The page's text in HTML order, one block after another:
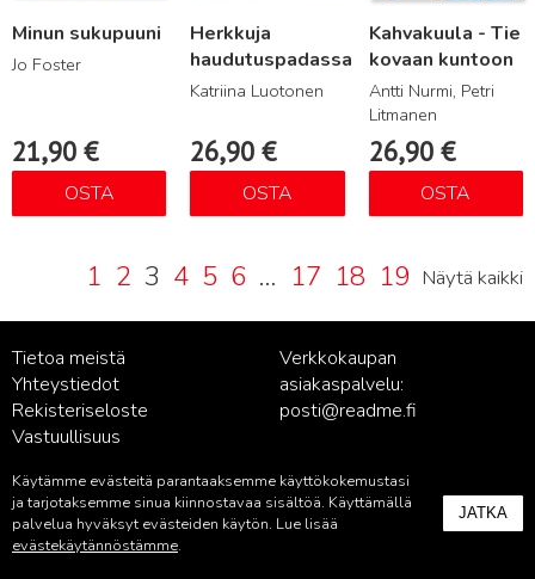
Minun sukupuuni
Jo Foster
21,90 €
OSTA
Herkkuja
haudutuspadassa
Katriina Luotonen
26,90€
OSTA
Kahvakuula - Tie
kovaan kuntoon
Antti Nurmi, Petri
Litmanen
26,90 €
OSTA
1 2 3 4 5 6 … 17 18 19 Näytä kaikki
Tietoa meistä
Yhteystiedot
Rekisteriseloste
Vastuullisuus
Verkkokaupan
asiakaspalvelu:
posti@readme.fi
Kustantamon asiakaspalvelu:
palvelu@readme.fi
Käytämme evästeitä parantaaksemme käyttökokemustasi
ja tarjotaksemme sinua kiinnostavaa sisältöä. Käyttämällä
palvelua hyväksyt evästeiden käytön. Lue lisää
evästekäytännöstämme.
JATKA